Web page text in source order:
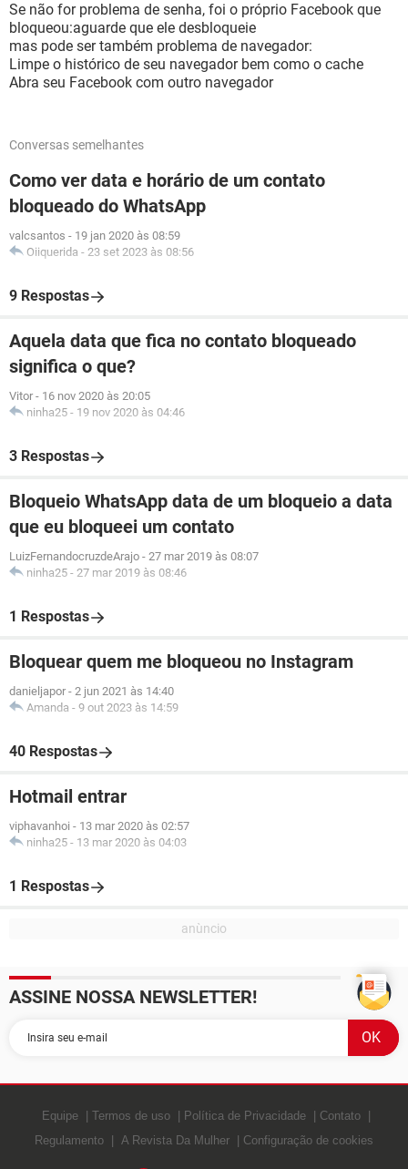
Se não for problema de senha, foi o próprio Facebook que
bloqueou:aguarde que ele desbloqueie
mas pode ser também problema de navegador:
Limpe o histórico de seu navegador bem como o cache
Abra seu Facebook com outro navegador
Conversas semelhantes
Como ver data e horário de um contato
bloqueado do WhatsApp
valcsantos - 19 jan 2020 às 08:59
Oiiquerida - 23 set 2023 às 08:56
9 Respostas
Aquela data que fica no contato bloqueado
significa o que?
Vitor - 16 nov 2020 às 20:05
ninha25 - 19 nov 2020 às 04:46
3 Respostas
Bloqueio WhatsApp data de um bloqueio a data
que eu bloqueei um contato
LuizFernandocruzdeArajo - 27 mar 2019 às 08:07
ninha25 - 27 mar 2019 às 08:46
1 Respostas
Bloquear quem me bloqueou no Instagram
danieljapor - 2 jun 2021 às 14:40
Amanda - 9 out 2023 às 14:59
40 Respostas
Hotmail entrar
viphavanhoi - 13 mar 2020 às 02:57
ninha25 - 13 mar 2020 às 04:03
1 Respostas
ASSINE NOSSA NEWSLETTER!
Equipe Termos de uso Política de Privacidade
Contato
Regulamento
A Revista Da Mulher Configuração de cookies